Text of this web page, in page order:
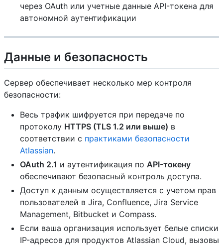
через OAuth или учетные данные API-токена для
автономной аутентификации
Данные и безопасность
Сервер обеспечивает несколько мер контроля
безопасности:
Весь трафик шифруется при передаче по
протоколу HTTPS (TLS 1.2 или выше) в
соответствии с практиками безопасности
Atlassian.
OAuth 2.1 и аутентификация по API-токену
обеспечивают безопасный контроль доступа.
Доступ к данным осуществляется с учетом прав
пользователей в Jira, Confluence, Jira Service
Management, Bitbucket и Compass.
Если ваша организация использует белые списки
IP-адресов для продуктов Atlassian Cloud, вызовы